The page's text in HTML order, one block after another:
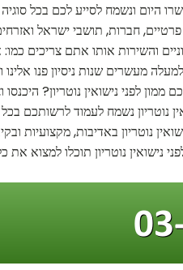
היום ונשמח לסייע לכם בכל
פרטיים, חברות, תושבי ישראל
והשירות אותו אתם צריכים
מעשרים שנות ניסיון פנו אלינו
לפני נישואין נוטריון? היכנסו
נשמח לעמוד לרשותכם בכל
נוטריון באדיבות, מקצועיות
נוטריון תוכלו למצוא את כל